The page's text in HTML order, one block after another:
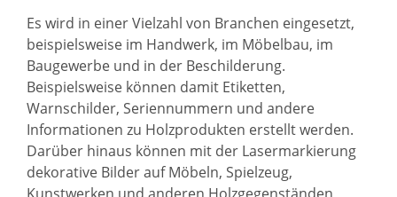
Es wird in einer Vielzahl von Branchen eingesetzt,
beispielsweise im Handwerk, im Möbelbau, im
Baugewerbe und in der Beschilderung.
Beispielsweise können damit Etiketten,
Warnschilder, Seriennummern und andere
Informationen zu Holzprodukten erstellt werden.
Darüber hinaus können mit der Lasermarkierung
dekorative Bilder auf Möbeln, Spielzeug,
Kunstwerken und anderen Holzgegenständen